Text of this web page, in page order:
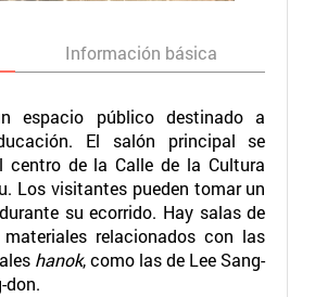
Información básica
espacio público destinado a
El salón principal se
centro de la Calle de la Cultura
Los visitantes pueden tomar un
su ecorrido. Hay salas de
relacionados con las
hanok, como las de Lee Sang-
don.